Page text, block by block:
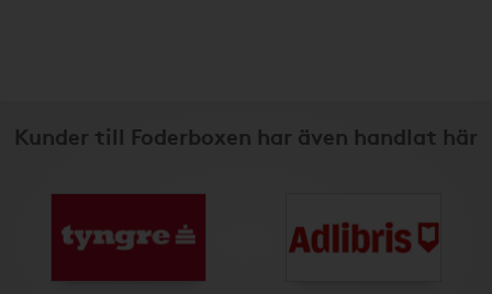
Kunder till Foderboxen har även handlat här